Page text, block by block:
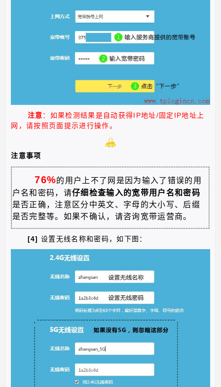
注意 ：如果检测结果是自动获得IP地址/ 固定 IP地址上
网，请按照页面提示进行操作。
注意事项
76%的用户上不了网是因为输入了错误的用
户名和密码，请仔细检查输入的宽带用户名和密码
是否正确，注意区分中英文、字母的大小写、后缀
是否完整等。如果不确认，请咨询宽带运营商。
[4] 设置无线名称和密码，如下图：